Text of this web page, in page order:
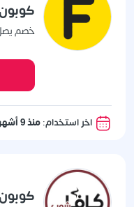
خصم يصل إلى
اخر استخدام:منذ 9 أشهر